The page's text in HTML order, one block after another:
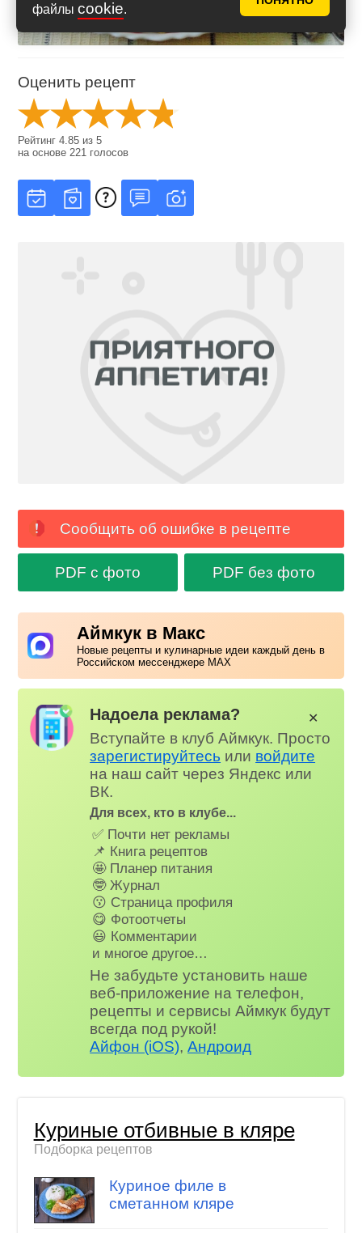
файлы cookie.
Оценить рецепт
Рейтинг4.85 из5
на основе221 голосов
Сообщить об ошибке в рецепте
PDF с фото PDF без фото
Аймкук в Макс
Новые рецепты и кулинарные идеи каждый день в
Российском мессенджере MAX
Надоела реклама?
Вступайте в клуб Аймкук. Просто
зарегистируйтесь или войдите
на наш сайт через Яндекс или
ВК.
Для всех, кто в клубе...
✅ Почти нет рекламы
📌 Книга рецептов
🤩 Планер питания
🤓 Журнал
😗 Страница профиля
😋 Фотоотчеты
😃 Комментарии
и многое другое…
Не забудьте установить наше
веб-приложение на телефон,
рецепты и сервисы Аймкук будут
всегда под рукой!
Айфон (iOS),Андроид
✕
Куриные отбивные в кляре
Подборка рецептов
Куриное филе в
сметанном кляре